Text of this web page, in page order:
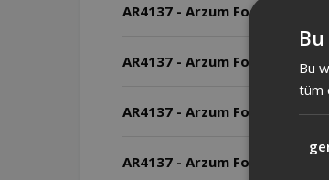
AR4137 - Arzum Focus Pro
AR4137 - Arzum Focus Pro
AR4137 - Arzum Focus Pro
AR4137 - Arzum Focus Pro
Bu
tüm